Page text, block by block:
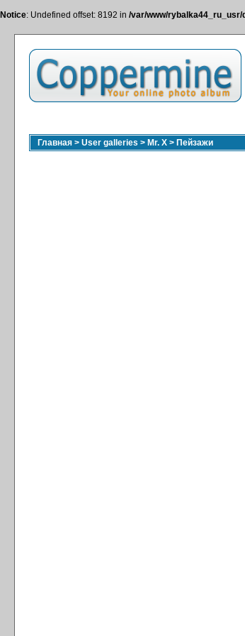
Notice: Undefined offset: 8192 in /var/www/
Главная > User galleries > Mr. X > Пейзажи